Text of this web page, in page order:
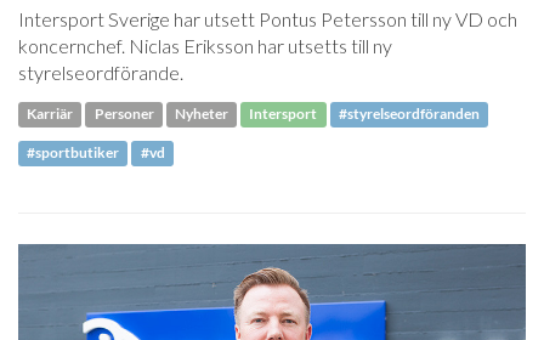
Intersport Sverige har utsett Pontus Petersson till ny VD och
koncernchef. Niclas Eriksson har utsetts till ny
styrelseordförande.
Karriär Personer Nyheter Intersport #styrelseordföranden
#sportbutiker #vd